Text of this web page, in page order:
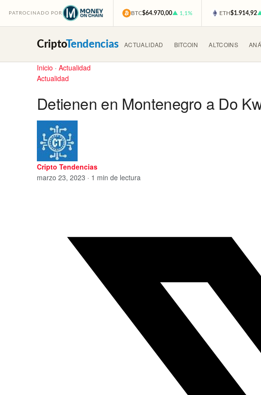
PATROCINADO POR BTC$64.970,00▲ 1,1% ETH$1.914,92
CriptoTendencias ACTUALIDAD BITCOIN ALTCOINS
Inicio · Actualidad
Actualidad
Detienen en Montenegro a Do
Cripto Tendencias
marzo 23, 2023 · 1 min de lectura